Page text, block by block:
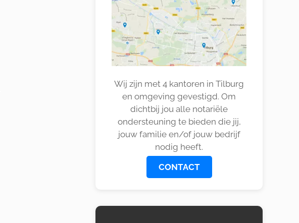
Wij zijn met 4 kantoren in Tilburg
en omgeving gevestigd. Om
dichtbij jou alle notariële
ondersteuning te bieden die jij,
jouw familie en/of jouw bedrijf
nodig heeft.
CONTACT